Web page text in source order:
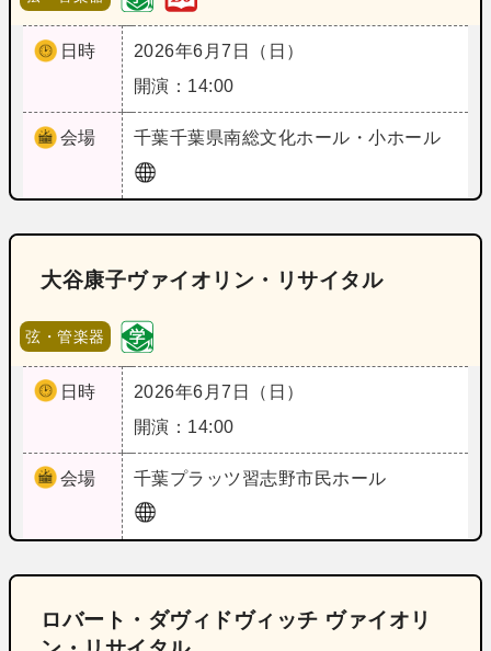
日時
2026年6月7日（日）
開演：14:00
会場 千葉千葉県南総文化ホール・小ホール
大谷康子ヴァイオリン・リサイタル
弦・管楽器
日時
2026年6月7日（日）
開演：14:00
会場 千葉プラッツ習志野市民ホール
ロバート・ダヴィドヴィッチ ヴァイオリ